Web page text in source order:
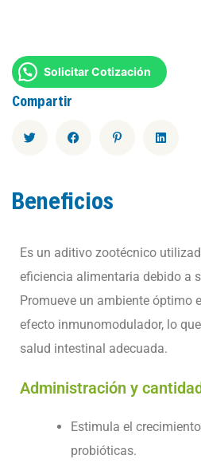
Solicitar Cotización
Compartir
Beneficios
Es un aditivo zootécnico
eficiencia alimentaria debido a
Promueve un ambiente óptimo
efecto inmunomodulador, lo
salud intestinal adecuada.
Administración y
Estimula el
probióticas.